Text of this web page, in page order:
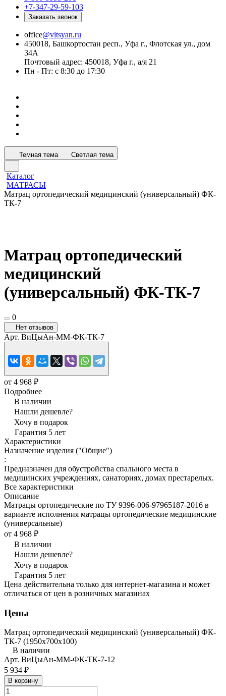
+7-347-29-59-103
Заказать звонок
office@vitsyan.ru
450018, Башкортостан респ., Уфа г., Флотская ул., дом
34А
Почтовый адрес: 450018, Уфа г., а/я 21
Пн - Пт: с 8:30 до 17:30
Темная тема Светлая тема
Каталог
МАТРАСЫ
Матрац ортопедический медицинский (универсальный) ФК-
ТК-7
Матрац ортопедический
медицинский
(универсальный) ФК-ТК-7
0
Нет отзывов
Арт. ВиЦыАн-ММ-ФК-ТК-7
от 4 968 ₽
Подробнее
В наличии
Нашли дешевле?
Хочу в подарок
Гарантия 5 лет
Характеристики
Назначение изделия ("Общие")
:
Предназначен для обустройства спального места в
медицинских учреждениях, санаториях, домах престарелых.
Все характеристики
Описание
Матрацы ортопедические по ТУ 9396-006-97965187-2016 в
варианте исполнения матрацы ортопедические медицинские
(универсальные)
от 4 968 ₽
В наличии
Нашли дешевле?
Хочу в подарок
Гарантия 5 лет
Цена действительна только для интернет-магазина и может
отличаться от цен в розничных магазинах
Цены
Матрац ортопедический медицинский (универсальный) ФК-
ТК-7 (1950x700x100)
В наличии
Арт. ВиЦыАн-ММ-ФК-ТК-7-12
5 934 ₽
В корзину